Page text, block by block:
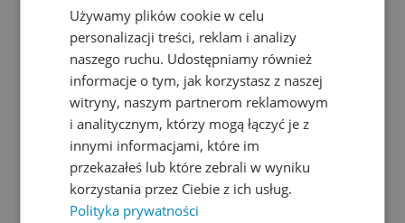
Używamy plików cookie w celu
personalizacji treści, reklam i analizy
naszego ruchu. Udostępniamy również
informacje o tym, jak korzystasz z naszej
witryny, naszym partnerom reklamowym
i analitycznym, którzy mogą łączyć je z
innymi informacjami, które im
przekazałeś lub które zebrali w wyniku
korzystania przez Ciebie z ich usług.
Polityka prywatności